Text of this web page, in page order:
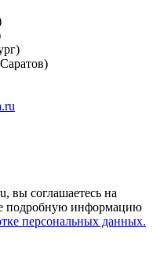
вы соглашаетесь на
подробную информацию
персональных данных.